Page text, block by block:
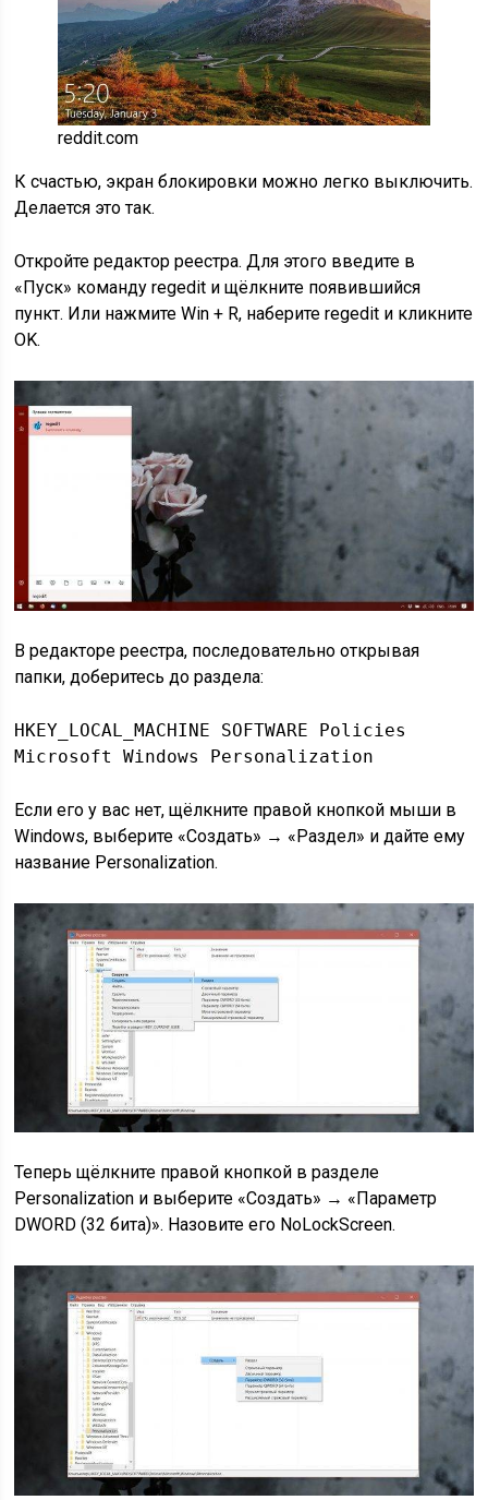
reddit.com
К счастью, экран блокировки можно легко выключить.
Делается это так.
Откройте редактор реестра. Для этого введите в
«Пуск» команду regedit и щёлкните появившийся
пункт. Или нажмите Win + R, наберите regedit и кликните
OK.
В редакторе реестра, последовательно открывая
папки, доберитесь до раздела:
HKEY_LOCAL_MACHINE SOFTWARE Policies
Microsoft Windows Personalization
Если его у вас нет, щёлкните правой кнопкой мыши в
Windows, выберите «Создать» → «Раздел» и дайте ему
название Personalization.
Теперь щёлкните правой кнопкой в разделе
Personalization и выберите «Создать» → «Параметр
DWORD (32 бита)». Назовите его NoLockScreen.